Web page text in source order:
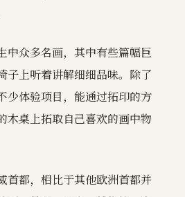
中众多名画，其中有些篇幅巨
子上听着讲解细细品味。除了
少体验项目，能通过拓印的方
木桌上拓取自己喜欢的画中物
首都，相比于其他欧洲首都并